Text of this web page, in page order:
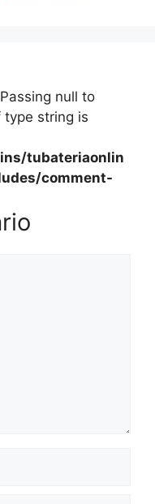
null to
type string is
tubateriaonlin
comment-